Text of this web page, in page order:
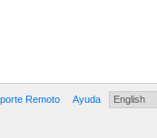
Remoto Ayuda